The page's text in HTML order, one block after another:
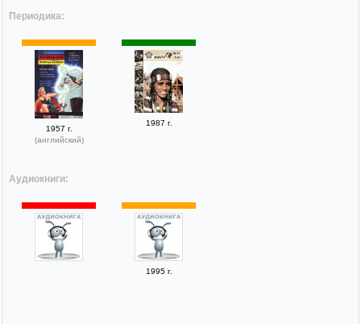
Периодика:
1957 г.
(английский)
1987 г.
Аудиокниги:
1995 г.